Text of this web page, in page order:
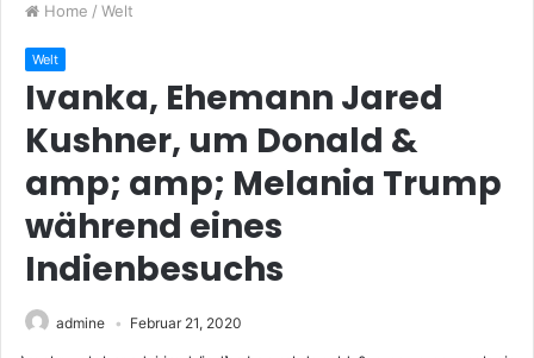
Home / Welt
Welt
Ivanka, Ehemann Jared
Kushner, um Donald &
amp; amp; Melania Trump
während eines
Indienbesuchs
admine Februar 21, 2020